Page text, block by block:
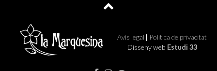
Avís legal | Politica de privacitat
Disseny web Estudi 33